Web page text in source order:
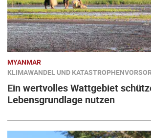
MYANMAR
KLIMAWANDEL UND
Ein wertvolles Wattgebiet
Lebensgrundlage nutzen